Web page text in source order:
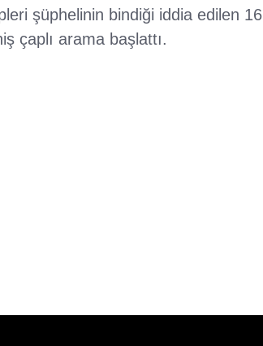
şüphelinin bindiği iddia edilen 16
çaplı arama başlattı.